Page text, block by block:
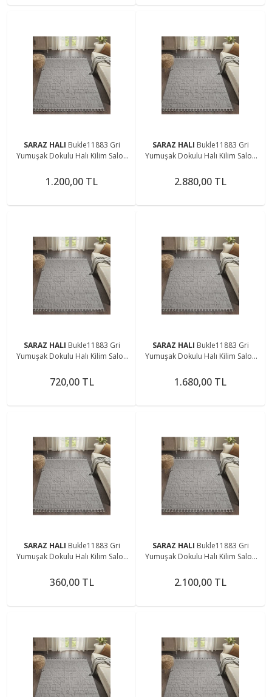
SARAZ HALI Bukle11883 Gri
Yumuşak Dokulu Halı Kilim Salon
Dokuma Makine Halısı
1.200,00 TL
SARAZ HALI Bukle11883 Gri
Yumuşak Dokulu Halı Kilim Salon
Dokuma Makine Halısı
2.880,00 TL
SARAZ HALI Bukle11883 Gri
Yumuşak Dokulu Halı Kilim Salon
Dokuma Makine Halısı
720,00 TL
SARAZ HALI Bukle11883 Gri
Yumuşak Dokulu Halı Kilim Salon
Dokuma Makine Halısı
1.680,00 TL
SARAZ HALI Bukle11883 Gri
Yumuşak Dokulu Halı Kilim Salon
Dokuma Makine Halısı
360,00 TL
SARAZ HALI Bukle11883 Gri
Yumuşak Dokulu Halı Kilim Salon
Dokuma Makine Halısı
2.100,00 TL